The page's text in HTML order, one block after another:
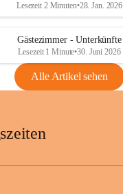
Lesezeit 2 Minuten•28. Jan. 2026
Gästezimmer - Unterkünfte
Lesezeit 1 Minute•30. Juni 2026
Alle Artikel sehen